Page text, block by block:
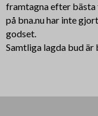
framtagna efter bästa
på bna.nu har inte
godset.
Samtliga lagda bud är